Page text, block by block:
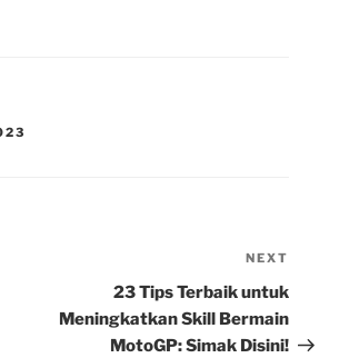
Post
NEXT
23 Tips Terbaik untuk
Meningkatkan Skill Bermain
MotoGP: Simak Disini!